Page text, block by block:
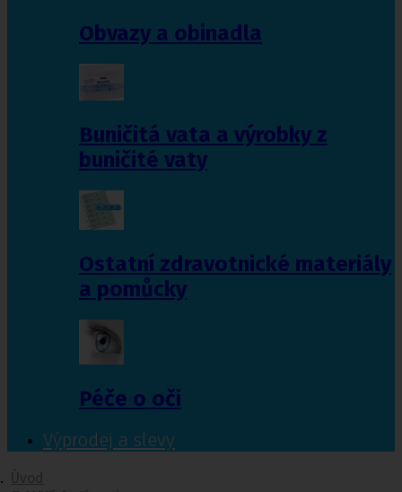
Obvazy a obinadla
Buničitá vata a výrobky z
buničité vaty
Ostatní zdravotnické materiály
a pomůcky
Péče o oči
Výprodej a slevy